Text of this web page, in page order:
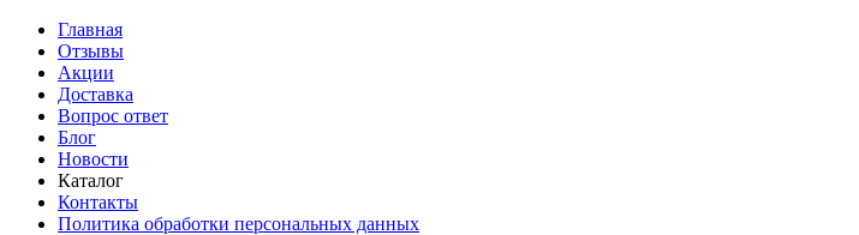
Главная
Отзывы
Акции
Доставка
Вопрос ответ
Блог
Новости
Каталог
Контакты
Политика обработки персональных данных